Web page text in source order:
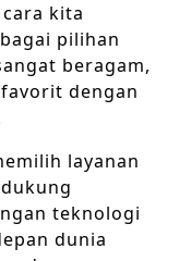
kita
pilihan
beragam,
dengan
layanan
teknologi
dunia